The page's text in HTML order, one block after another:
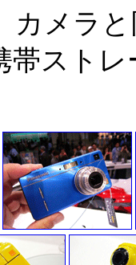
メラと
帯スト